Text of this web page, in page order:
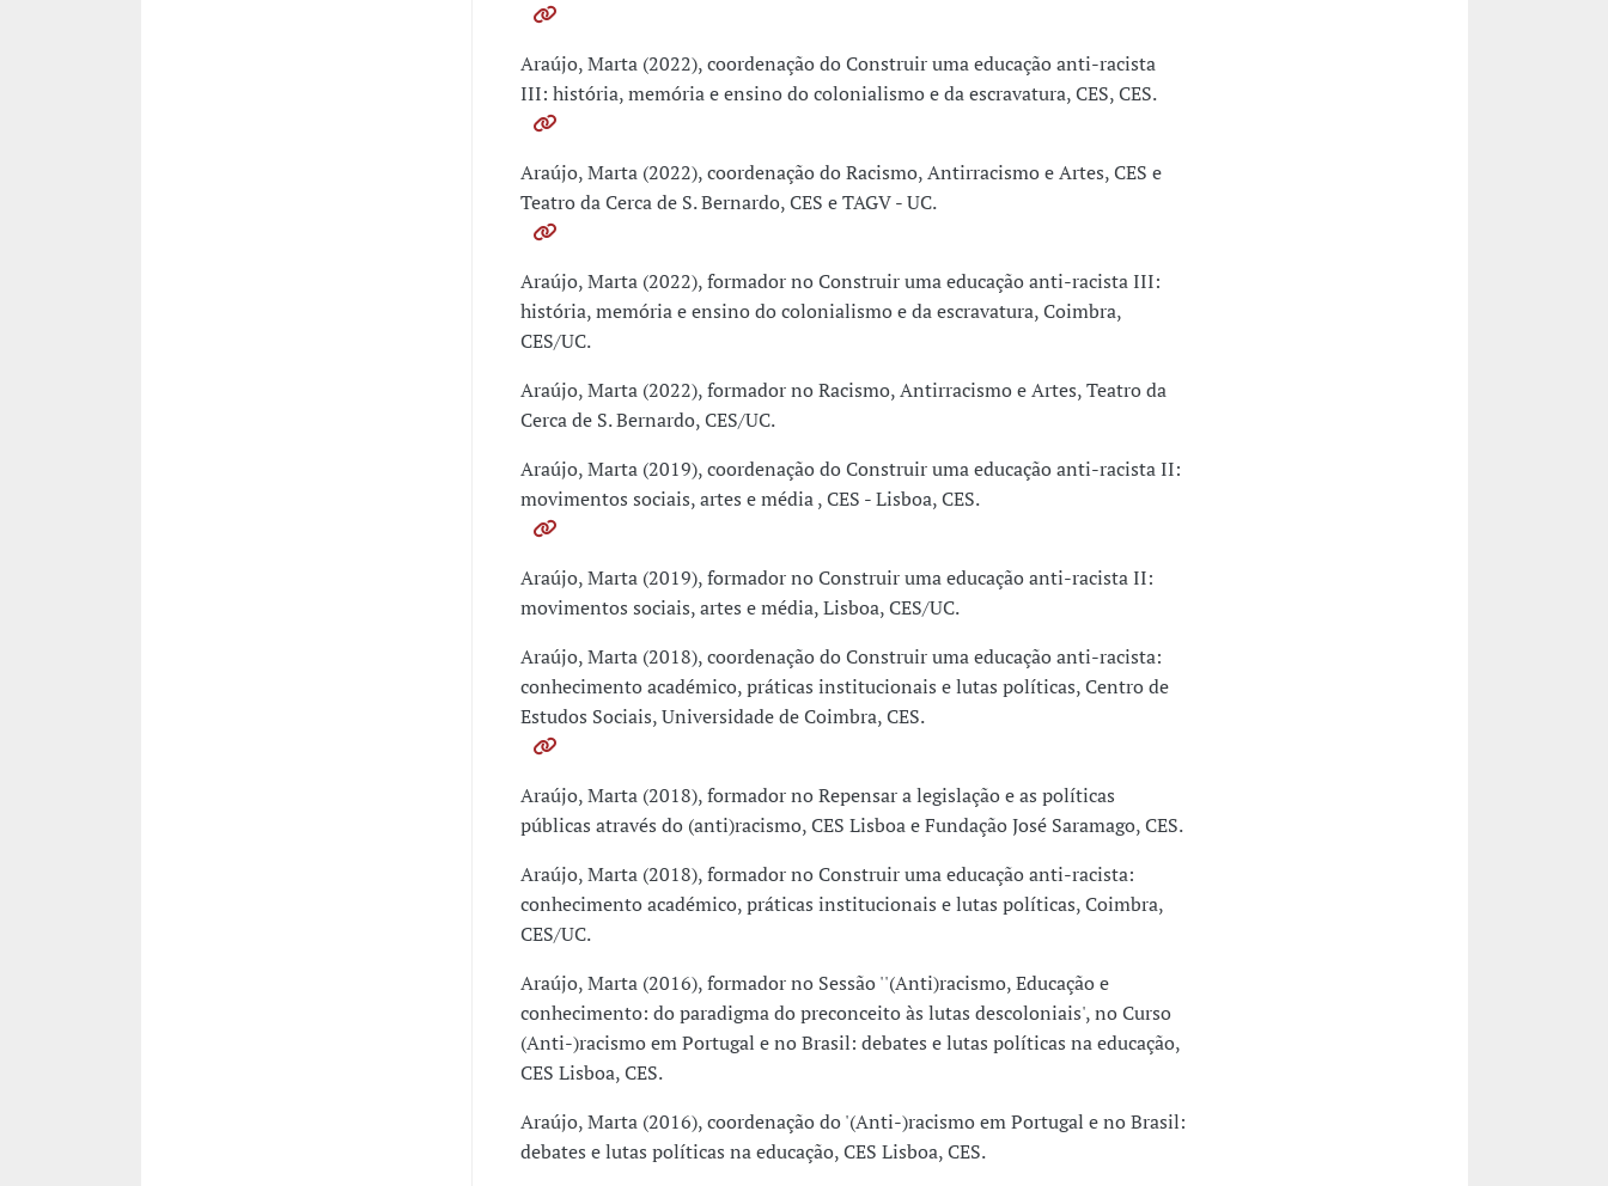
Araújo, Marta (2022), coordenação do Construir uma educação anti-racista
III: história, memória e ensino do colonialismo e da escravatura, CES, CES.
Araújo, Marta (2022), coordenação do Racismo, Antirracismo e Artes, CES e
Teatro da Cerca de S. Bernardo, CES e TAGV - UC.
Araújo, Marta (2022), formador no Construir uma educação anti-racista III:
história, memória e ensino do colonialismo e da escravatura, Coimbra,
CES/UC.
Araújo, Marta (2022), formador no Racismo, Antirracismo e Artes, Teatro da
Cerca de S. Bernardo, CES/UC.
Araújo, Marta (2019), coordenação do Construir uma educação anti-racista II:
movimentos sociais, artes e média , CES - Lisboa, CES.
Araújo, Marta (2019), formador no Construir uma educação anti-racista II:
movimentos sociais, artes e média, Lisboa, CES/UC.
Araújo, Marta (2018), coordenação do Construir uma educação anti-racista:
conhecimento académico, práticas institucionais e lutas políticas, Centro de
Estudos Sociais, Universidade de Coimbra, CES.
Araújo, Marta (2018), formador no Repensar a legislação e as políticas
públicas através do (anti)racismo, CES Lisboa e Fundação José Saramago, CES.
Araújo, Marta (2018), formador no Construir uma educação anti-racista:
conhecimento académico, práticas institucionais e lutas políticas, Coimbra,
CES/UC.
Araújo, Marta (2016), formador no Sessão ''(Anti)racismo, Educação e
conhecimento: do paradigma do preconceito às lutas descoloniais', no Curso
(Anti-)racismo em Portugal e no Brasil: debates e lutas políticas na educação,
CES Lisboa, CES.
Araújo, Marta (2016), coordenação do '(Anti-)racismo em Portugal e no Brasil:
debates e lutas políticas na educação, CES Lisboa, CES.